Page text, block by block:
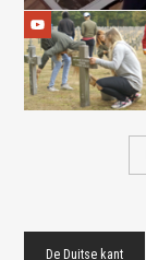
De Duitse kant